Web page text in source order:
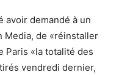
avoir demandé à un
Media, de «réinstaller
Paris «la totalité des
vendredi dernier,